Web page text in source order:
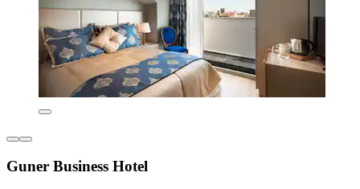
Guner Business Hotel